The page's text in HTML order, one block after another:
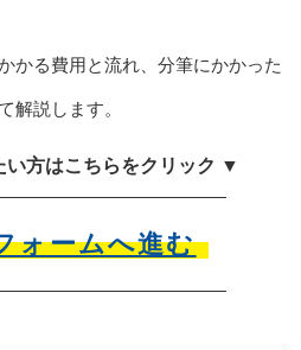
かる費用と流れ、分筆にかかった
解説します。
方はこちらをクリック ▼
ォームへ進む